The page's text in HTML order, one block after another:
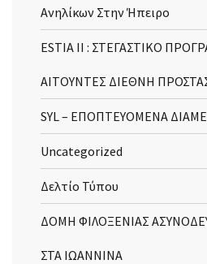
Ανηλίκων Στην Ήπειρο
ESTIA II : ΣΤΕΓΑΣΤΙΚΟ
ΑΙΤΟΥΝΤΕΣ ΔΙΕΘΝΗ
SYL – ΕΠΟΠΤΕΥΟΜΕΝΑ
Uncategorized
Δελτίο Τύπου
ΔΟΜΗ ΦΙΛΟΞΕΝΙΑΣ
ΣΤΑ ΙΩΑΝΝΙΝΑ